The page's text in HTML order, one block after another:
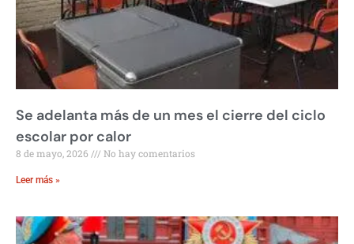
Se adelanta más de un mes el cierre del ciclo
escolar por calor
8 de mayo, 2026 No hay comentarios
Leer más »